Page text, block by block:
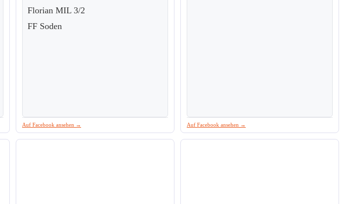
Florian MIL 3/2
FF Soden
Auf Facebook ansehen → Auf Facebook ansehen →